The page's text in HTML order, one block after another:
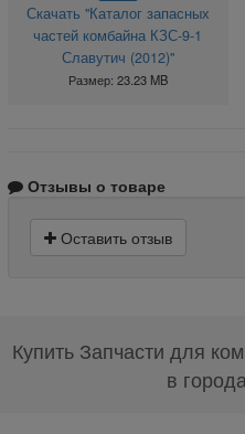
Скачать "Каталог запасных
частей комбайна КЗС-9-1
Славутич (2012)"
Размер: 23.23 MB
Отзывы о товаре
Оставить отзыв
Купить Запчасти для
в